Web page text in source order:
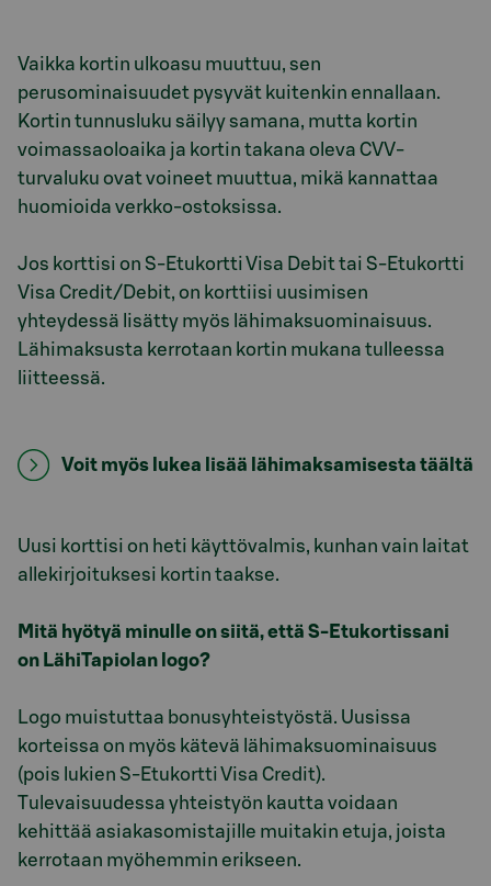
Vaikka kortin ulkoasu muuttuu, sen
perusominaisuudet pysyvät kuitenkin ennallaan.
Kortin tunnusluku säilyy samana, mutta kortin
voimassaoloaika ja kortin takana oleva CVV-
turvaluku ovat voineet muuttua, mikä kannattaa
huomioida verkko-ostoksissa.
Jos korttisi on S-Etukortti Visa Debit tai S-Etukortti
Visa Credit/Debit, on korttiisi uusimisen
yhteydessä lisätty myös lähimaksuominaisuus.
Lähimaksusta kerrotaan kortin mukana tulleessa
liitteessä.
Voit myös lukea lisää lähimaksamisesta täältä
Uusi korttisi on heti käyttövalmis, kunhan vain laitat
allekirjoituksesi kortin taakse.
Mitä hyötyä minulle on siitä, että S-Etukortissani
on LähiTapiolan logo?
Logo muistuttaa bonusyhteistyöstä. Uusissa
korteissa on myös kätevä lähimaksuominaisuus
(pois lukien S-Etukortti Visa Credit).
Tulevaisuudessa yhteistyön kautta voidaan
kehittää asiakasomistajille muitakin etuja, joista
kerrotaan myöhemmin erikseen.